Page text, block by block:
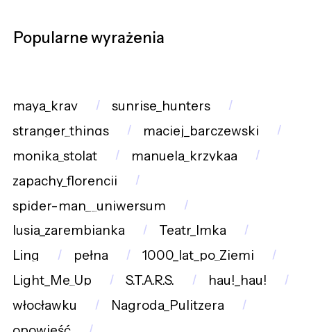
Popularne wyrażenia
maya_krav
sunrise_hunters
stranger_things
maciej_barczewski
monika_stolat
manuela_krzykaa
zapachy_florencji
spider-man__uniwersum
lusia_zarembianka
Teatr_Imka
Ling
pełna
1000_lat_po_Ziemi
Light_Me_Up
S.T.A.R.S.
hau!_hau!
włocławku
Nagroda_Pulitzera